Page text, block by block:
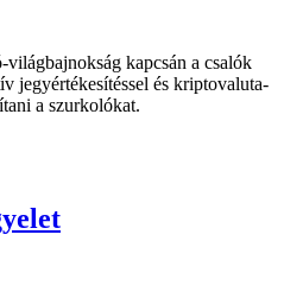
kapcsán a csalók
jegyértékesítéssel és kriptovaluta-
a szurkolókat.